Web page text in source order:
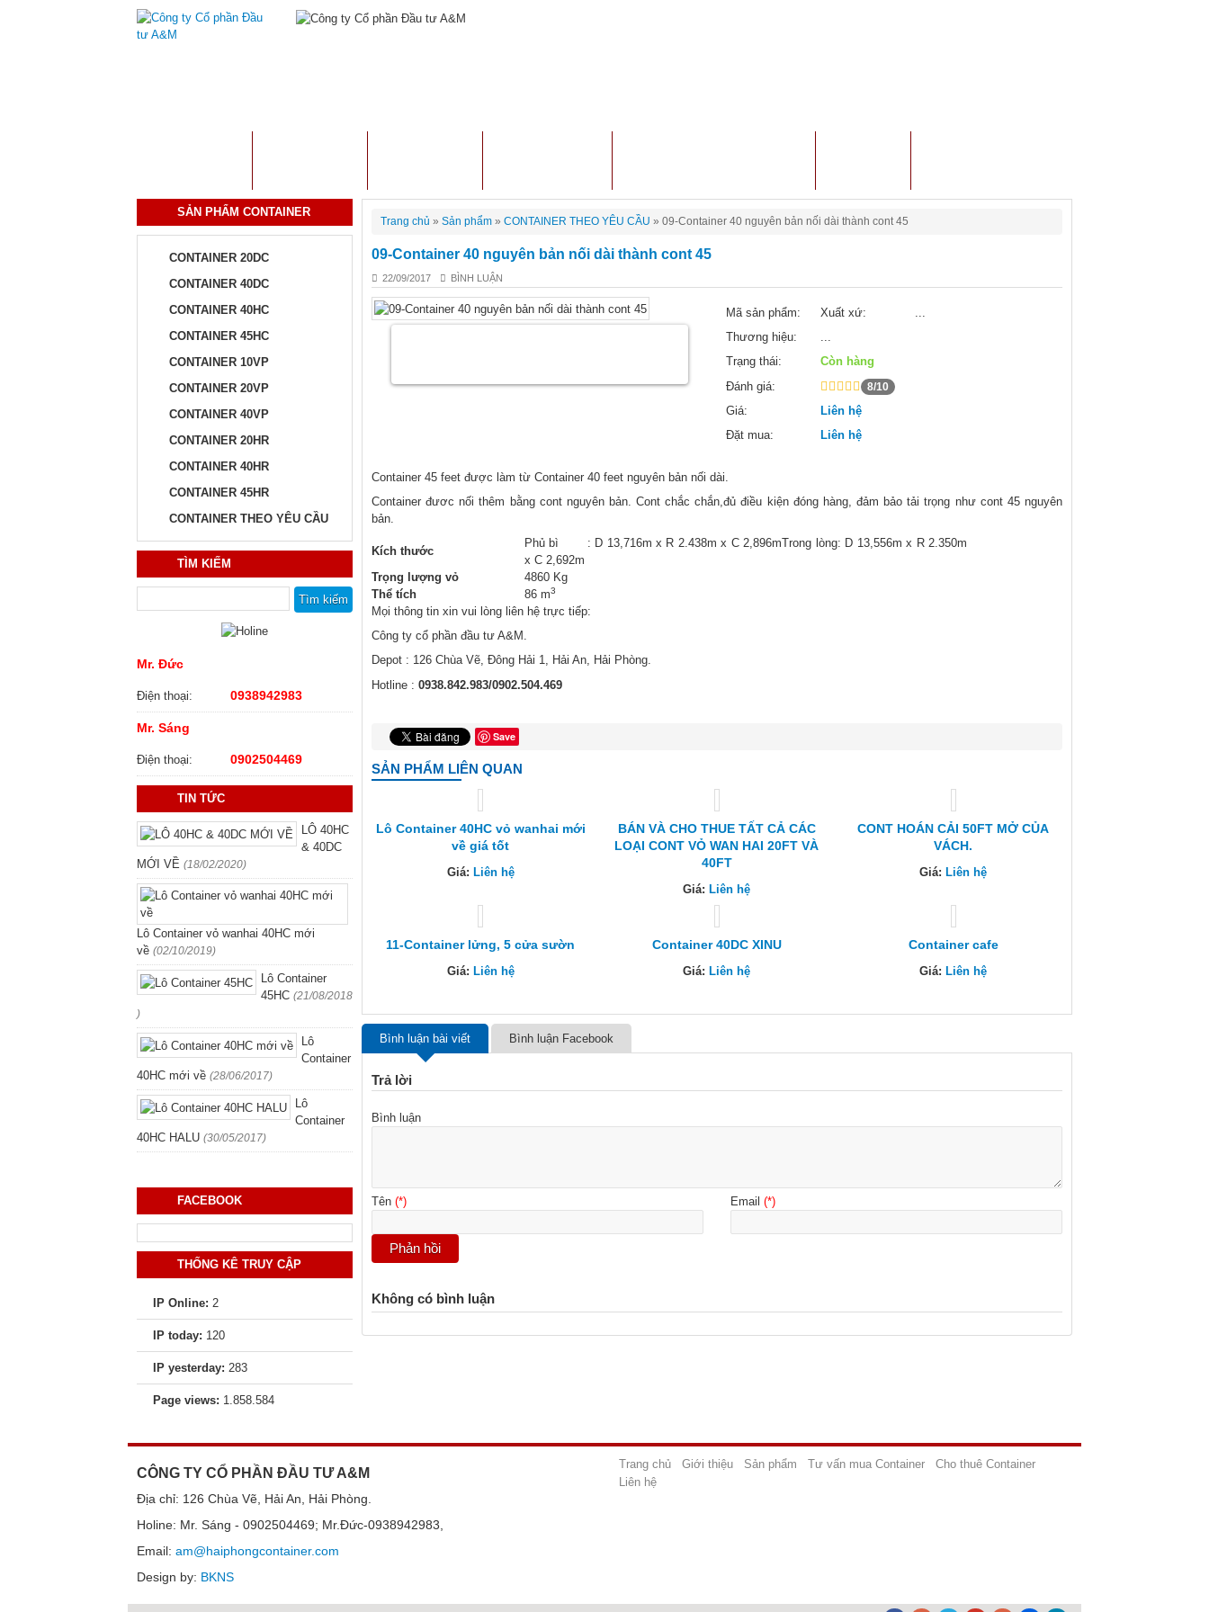
SẢN PHẨM CONTAINER
CONTAINER 20DC
CONTAINER 40DC
CONTAINER 40HC
CONTAINER 45HC
CONTAINER 10VP
CONTAINER 20VP
CONTAINER 40VP
CONTAINER 20HR
CONTAINER 40HR
CONTAINER 45HR
CONTAINER THEO YÊU CẦU
TÌM KIẾM
Mr. Đức
Điện thoại: 0938942983
Mr. Sáng
Điện thoại: 0902504469
TIN TỨC
LÔ 40HC
& 40DC
MỚI VỀ (18/02/2020)
Lô Container vỏ wanhai 40HC mới
về (02/10/2019)
Lô Container
45HC (21/08/2018
)
Lô
Container
40HC mới về (28/06/2017)
Lô
Container
40HC HALU (30/05/2017)
FACEBOOK
THỐNG KÊ TRUY CẬP
IP Online: 2
IP today: 120
IP yesterday: 283
Page views: 1.858.584
Trang chủ » Sản phẩm » CONTAINER THEO YÊU CẦU » 09-Container 40 nguyên bản nối dài thành cont 45
09-Container 40 nguyên bản nối dài thành cont 45
22/09/2017 BÌNH LUẬN
Mã sản phẩm: Xuất xứ:
...
Thương hiệu:
...
Trạng thái:
Còn hàng
Đánh giá:
8/10
Giá:
Liên hệ
Đặt mua:
Liên hệ
Container 45 feet được làm từ Container 40 feet nguyên bản nối dài.
Container đươc nối thêm bằng cont nguyên bản. Cont chắc chắn,đủ điều kiện đóng hàng, đảm bảo tải trọng như cont 45 nguyên
bản.
Kích thước
Phủ bì : D 13,716m x R 2.438m x C 2,896mTrong lòng: D 13,556m x R 2.350m
x C 2,692m
Trọng lượng vỏ
4860 Kg
Thể tích
86 m3
Mọi thông tin xin vui lòng liên hệ trực tiếp:
Công ty cổ phần đầu tư A&M.
Depot : 126 Chùa Vẽ, Đông Hải 1, Hải An, Hải Phòng.
Hotline : 0938.842.983/0902.504.469
Save
SẢN PHẨM LIÊN QUAN
Lô Container 40HC vỏ wanhai mới
về giá tốt
Giá: Liên hệ
BÁN VÀ CHO THUE TẤT CẢ CÁC
LOẠI CONT VỎ WAN HAI 20FT VÀ
40FT
Giá:Liên hệ
CONT HOÁN CẢI 50FT MỞ CỦA
VÁCH.
Giá:Liên hệ
11-Container lửng, 5 cửa sườn
Giá: Liên hệ
Container 40DC XINU
Giá: Liên hệ
Container cafe
Giá: Liên hệ
Bình luận bài viết Bình luận Facebook
Trả lời
Bình luận
Tên (*) Email (*)
Không có bình luận
CÔNG TY CỔ PHẦN ĐẦU TƯ A&M
Địa chỉ: 126 Chùa Vẽ, Hải An, Hải Phòng.
Holine: Mr. Sáng - 0902504469; Mr.Đức-0938942983,
Email: am@haiphongcontainer.com
Design by: BKNS
Trang chủ Giới thiệu Sản phẩm Tư vấn mua Container
Cho thuê Container
Liên hệ